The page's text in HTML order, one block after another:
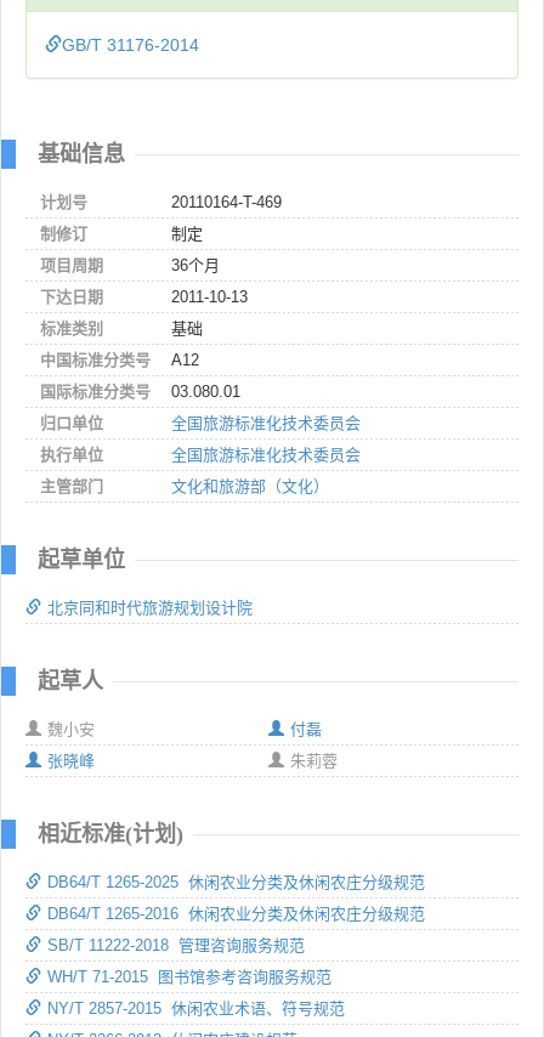
GB/T 31176-2014
基础信息
计划号
20110164-T-469
制修订
制定
项目周期
36个月
下达日期
2011-10-13
标准类别
基础
中国标准分类号
A12
国际标准分类号
03.080.01
归口单位
全国旅游标准化技术委员会
执行单位
全国旅游标准化技术委员会
主管部门
文化和旅游部（文化）
起草单位
北京同和时代旅游规划设计院
起草人
魏小安
付磊
张晓峰
朱莉蓉
相近标准(计划)
DB64/T 1265-2025 休闲农业分类及休闲农庄分级规范
DB64/T 1265-2016 休闲农业分类及休闲农庄分级规范
SB/T 11222-2018 管理咨询服务规范
WH/T 71-2015 图书馆参考咨询服务规范
NY/T 2857-2015 休闲农业术语、符号规范